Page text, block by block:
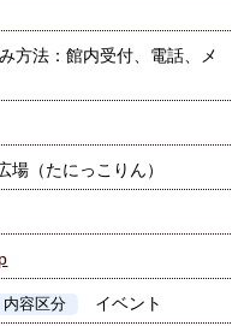
方法：館内受付、電話、メ
場（たにっこりん）
内容区分 イベント